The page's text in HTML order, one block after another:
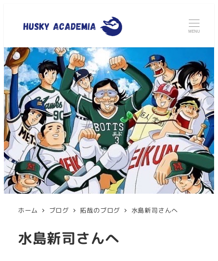
MENU
ホーム ブログ 拓哉のブログ 水島新司さんへ
水島新司さんへ